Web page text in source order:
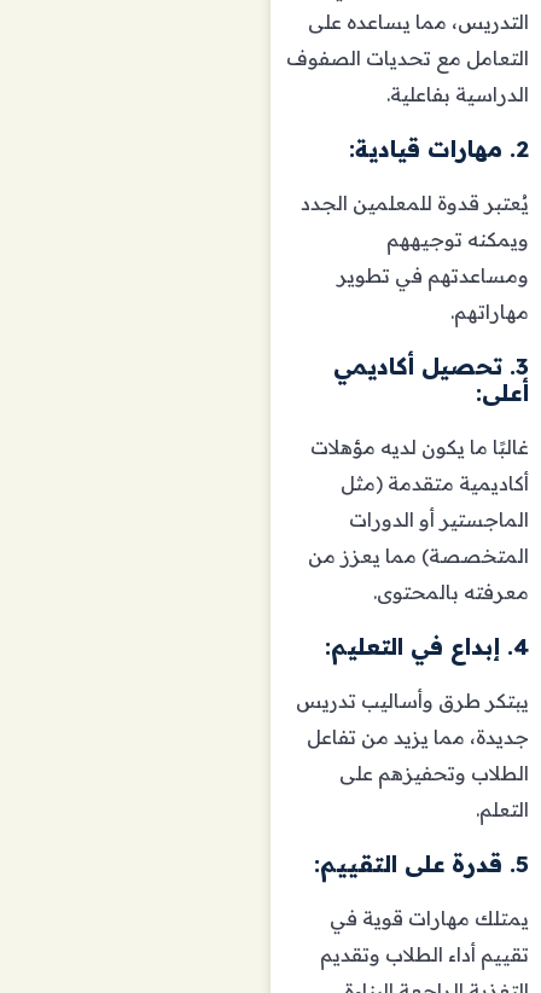
التدريس، مما يساعده على
التعامل مع تحديات الصفوف
الدراسية بفاعلية.
2. مهارات قيادية:
يُعتبر قدوة للمعلمين الجدد
ويمكنه توجيههم
ومساعدتهم في تطوير
مهاراتهم.
3. تحصيل أكاديمي
أعلى:
غالبًا ما يكون لديه مؤهلات
أكاديمية متقدمة (مثل
الماجستير أو الدورات
المتخصصة) مما يعزز من
معرفته بالمحتوى.
4. إبداع في التعليم:
يبتكر طرق وأساليب تدريس
جديدة، مما يزيد من تفاعل
الطلاب وتحفيزهم على
التعلم.
5. قدرة على التقييم:
يمتلك مهارات قوية في
تقييم أداء الطلاب وتقديم